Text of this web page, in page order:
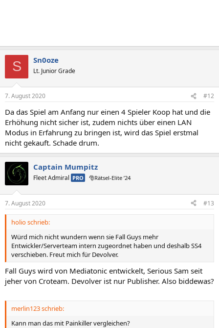
S Sn0oze
Lt. Junior Grade
7. August 2020 #12
Da das Spiel am Anfang nur einen 4 Spieler Koop hat und die
Erhöhung nicht sicher ist, zudem nichts über einen LAN
Modus in Erfahrung zu bringen ist, wird das Spiel erstmal
nicht gekauft. Schade drum.
Captain Mumpitz
Fleet Admiral PRO 🎅Rätsel-Elite ’24
7. August 2020 #13
holio schrieb:
Würd mich nicht wundern wenn sie Fall Guys mehr
Entwickler/Serverteam intern zugeordnet haben und deshalb SS4
verschieben. Freut mich für Devolver.
Fall Guys wird von Mediatonic entwickelt, Serious Sam seit
jeher von Croteam. Devolver ist nur Publisher. Also biddewas?
merlin123 schrieb:
Kann man das mit Painkiller vergleichen?